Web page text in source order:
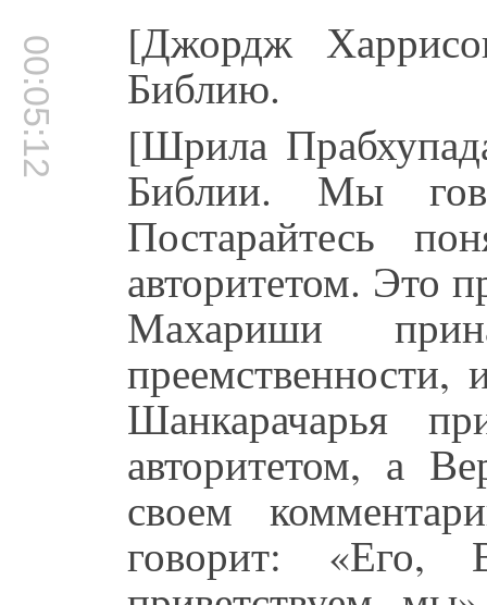
00:05:12 [Джордж
Библию.
[Шрила
Библии. Мы
Постарайтесь
авторитетом. Это
Махариши
Шанкарачарья
авторитетом, а
своем
говорит: «Его,